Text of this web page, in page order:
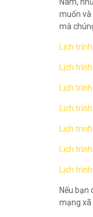
muốn và
mà
Lịch
Lịch
Lịch
Lịch
Lịch
Lịch
Lịch
Nếu bạn
mạng xã